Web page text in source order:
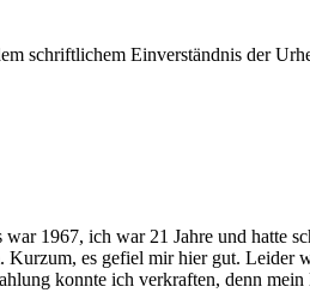
schriftlichem Einverständnis der
1967, ich war 21 Jahre und hatte
es gefiel mir hier gut. Leider
konnte ich verkraften, denn mein